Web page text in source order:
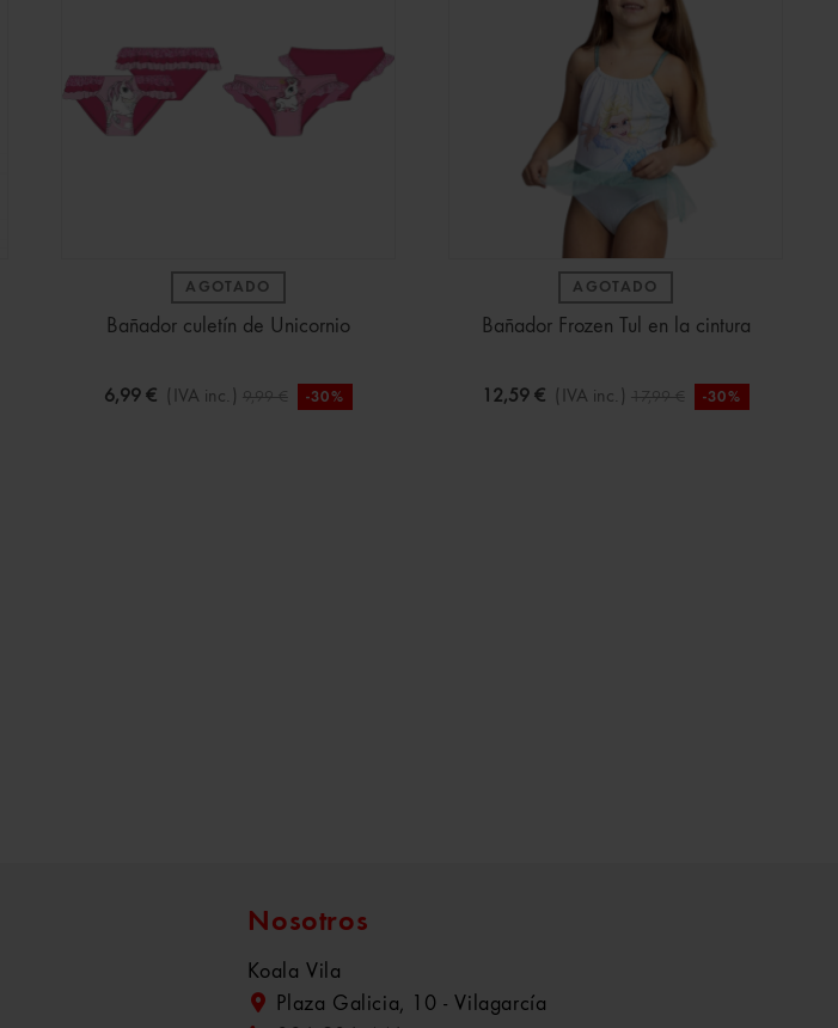
AGOTADO
Bañador culetín de Unicornio
6,99 € (IVA inc.) 9,99 € -30%
AGOTADO
Bañador Frozen Tul en la cintura
12,59 € (IVA inc.) 17,99 € -30%
Nosotros
Koala Vila
Plaza Galicia, 10 - Vilagarcía